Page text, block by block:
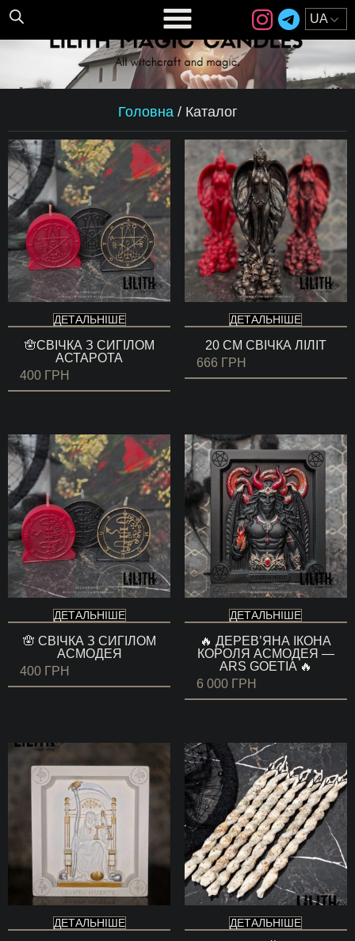
Головна/ Каталог
ДЕТАЛЬНІШЕ
🪬СВІЧКА З СИГІЛОМ
АСТАРОТА
400 ГРН
ДЕТАЛЬНІШЕ
20 СМ СВІЧКА ЛІЛІТ
666 ГРН
ДЕТАЛЬНІШЕ
🪬 СВІЧКА З СИГІЛОМ
АСМОДЕЯ
400 ГРН
ДЕТАЛЬНІШЕ
🔥 ДЕРЕВ’ЯНА ІКОНА
КОРОЛЯ АСМОДЕЯ —
ARS GOETIA 🔥
6 000 ГРН
ДЕТАЛЬНІШЕ ДЕТАЛЬНІШЕ